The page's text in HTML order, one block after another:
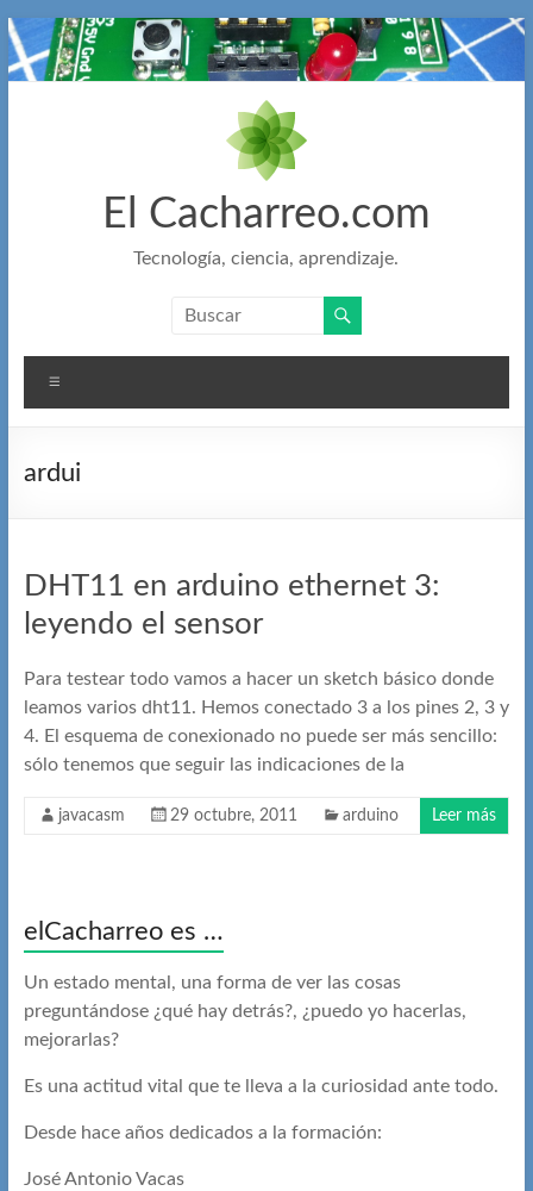
Saltar
al
contenido
El Cacharreo.com
Tecnología, ciencia, aprendizaje.
ardui
DHT11 en arduino ethernet 3:
leyendo el sensor
Para testear todo vamos a hacer un sketch básico donde
leamos varios dht11. Hemos conectado 3 a los pines 2, 3 y
4. El esquema de conexionado no puede ser más sencillo:
sólo tenemos que seguir las indicaciones de la
javacasm 29 octubre, 2011 arduino Leer más
elCacharreo es …
Un estado mental, una forma de ver las cosas
preguntándose ¿qué hay detrás?, ¿puedo yo hacerlas,
mejorarlas?
Es una actitud vital que te lleva a la curiosidad ante todo.
Desde hace años dedicados a la formación:
José Antonio Vacas